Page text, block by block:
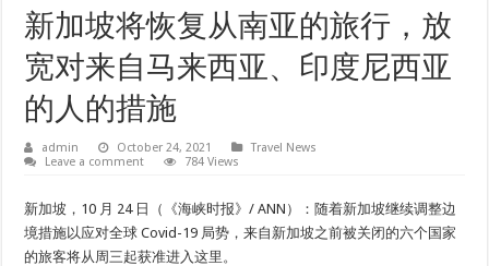
新加坡将恢复从南亚的旅行，放
宽对来自马来西亚、印度尼西亚
的人的措施
admin October 24, 2021
Travel News
Leave a comment
784 Views
新加坡，10 月 24 日（《海峡时报》/ ANN）：随着新加坡继续调整边
境措施以应对全球 Covid-19 局势，来自新加坡之前被关闭的六个国家
的旅客将从周三起获准进入这里。